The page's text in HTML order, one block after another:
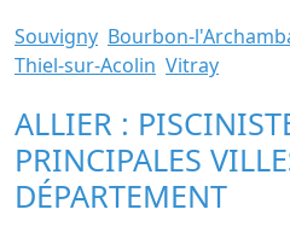
Souvigny Bourbon-
Thiel-sur-Acolin Vitray
ALLIER :
PRINCIPALES
DÉPARTEMENT